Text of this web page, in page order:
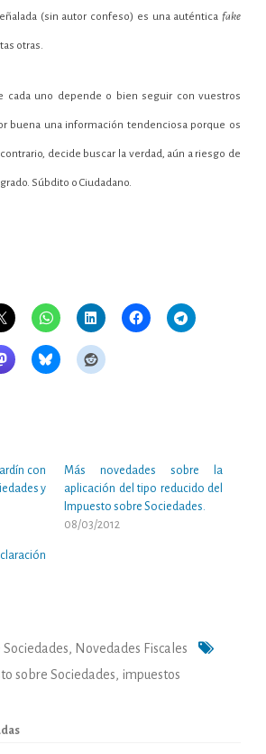
(sin autor confeso) es una auténtica fake
otras.
cada uno depende o bien seguir con vuestros
buena una información tendenciosa porque os
decide buscar la verdad, aún a riesgo de
Súbdito o Ciudadano.
con
y
Más novedades sobre la
aplicación del tipo reducido del
Impuesto sobre Sociedades.
08/03/2012
Sociedades, Novedades Fiscales
sobre Sociedades, impuestos